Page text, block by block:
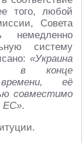
того, любой
Совета
систему
«Украина
в конце
её
совместимо
ЕС».